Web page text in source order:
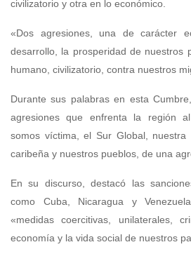
civilizatorio y otra en lo económico.
«Dos agresiones, una de carácter
desarrollo, la prosperidad de nuestros
humano, civilizatorio, contra nuestros
Durante sus palabras en esta
agresiones que enfrenta la región
somos víctima, el Sur Global, nuestra
caribeña y nuestros pueblos, de una
En su discurso, destacó las
como Cuba, Nicaragua y
«medidas coercitivas, unilaterales,
economía y la vida social de nuestros